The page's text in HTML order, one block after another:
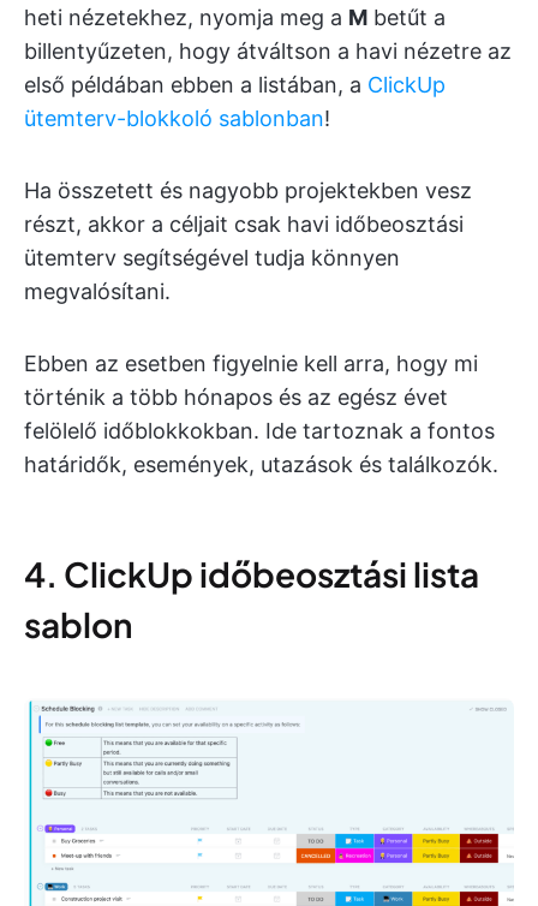
heti nézetekhez, nyomja meg a M betűt a
billentyűzeten, hogy átváltson a havi nézetre az
első példában ebben a listában, a ClickUp
ütemterv-blokkoló sablonban!
Ha összetett és nagyobb projektekben vesz
részt, akkor a céljait csak havi időbeosztási
ütemterv segítségével tudja könnyen
megvalósítani.
Ebben az esetben figyelnie kell arra, hogy mi
történik a több hónapos és az egész évet
felölelő időblokkokban. Ide tartoznak a fontos
határidők, események, utazások és találkozók.
4. ClickUp időbeosztási lista
sablon